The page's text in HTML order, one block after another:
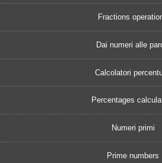
Fractions
Dai numeri alle
Calcolatori
Percentages
Numeri primi
Prime numbers